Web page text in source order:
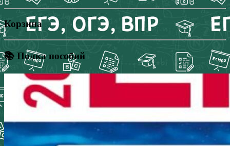
Корзина
📚 Полка пособий